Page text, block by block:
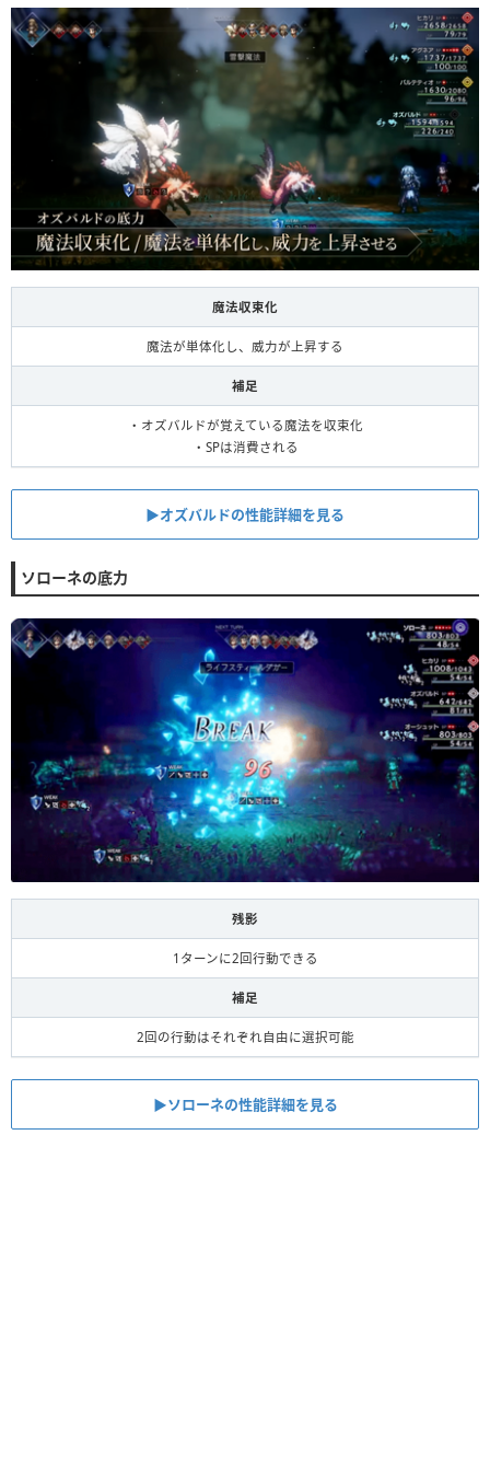
魔法収束化
魔法が単体化し、威力が上昇する
補足
・オズバルドが覚えている魔法を収束化
・SPは消費される
▶︎オズバルドの性能詳細を見る
ソローネの底力
残影
1ターンに2回行動できる
補足
2回の行動はそれぞれ自由に選択可能
▶︎ソローネの性能詳細を見る